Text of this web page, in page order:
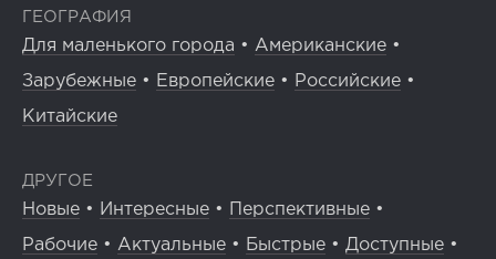
ГЕОГРАФИЯ
Для маленького города • Американские •
Зарубежные • Европейские • Российские •
Китайские
ДРУГОЕ
Новые • Интересные • Перспективные •
Рабочие • Актуальные • Быстрые • Доступные •